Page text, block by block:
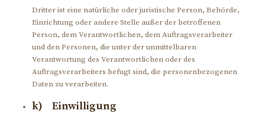
Dritter ist eine natürliche oder juristische Person, Behörde,
Einrichtung oder andere Stelle außer der betroffenen
Person, dem Verantwortlichen, dem Auftragsverarbeiter
und den Personen, die unter der unmittelbaren
Verantwortung des Verantwortlichen oder des
Auftragsverarbeiters befugt sind, die personenbezogenen
Daten zu verarbeiten.
k) Einwilligung